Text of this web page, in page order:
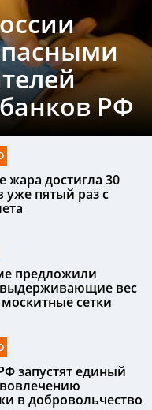
РФ
жара достигла 30
уже пятый раз с
предложили
выдерживающие вес
сетки
запустят единый
в добровольчество